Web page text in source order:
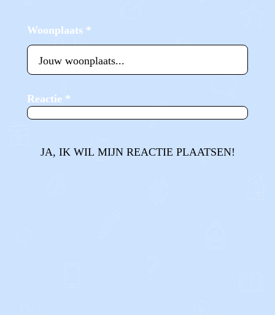
Woonplaats *
Reactie *
JA, IK WIL MIJN REACTIE PLAATSEN!